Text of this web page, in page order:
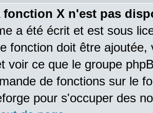
fonction X n'est pas
a été écrit et est sous
fonction doit être
voir ce que le groupe
de fonctions sur le
pour s'occuper des